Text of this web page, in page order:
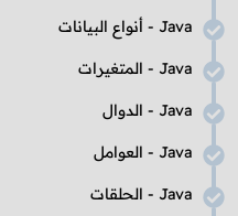
Java - أنواع البيانات
Java - المتغيرات
Java - الدوال
Java - العوامل
Java - الحلقات